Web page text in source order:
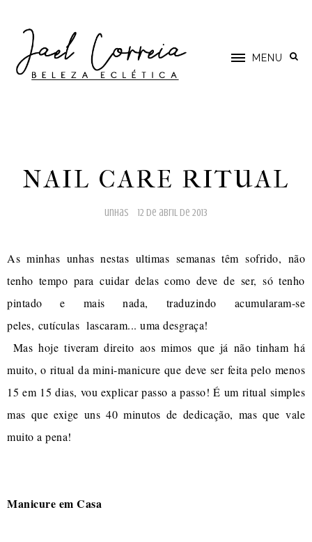
MENU
NAIL CARE RITUAL
unhas 12 de abril de 2013
As minhas unhas nestas ultimas semanas têm sofrido, não
tenho tempo para cuidar delas como deve de ser, só tenho
pintado e mais nada, traduzindo acumularam-se
peles, cutículas lascaram... uma desgraça!
Mas hoje tiveram direito aos mimos que já não tinham há
muito, o ritual da mini-manicure que deve ser feita pelo menos
15 em 15 dias, vou explicar passo a passo! É um ritual simples
mas que exige uns 40 minutos de dedicação, mas que vale
muito a pena!
Manicure em Casa